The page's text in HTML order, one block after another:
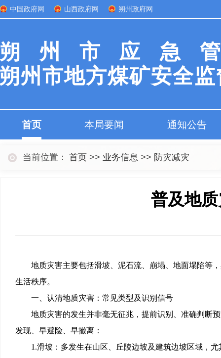
中国政府网 山西政府网 朔州政府网
州市应急
州市地方煤矿安全
首页 本局要闻 通知公告
当前位置： 首页 >> 业务信息 >> 防灾减灾
普及地
地质灾害主要包括滑坡、泥石流、崩塌、地面塌陷等
生活秩序。
一、认清地质灾害：常见类型及识别信号
地质灾害的发生并非毫无征兆，提前识别、准确判断
发现、早避险、早撤离：
1.滑坡：多发生在山区、丘陵边坡及建筑边坡区域，